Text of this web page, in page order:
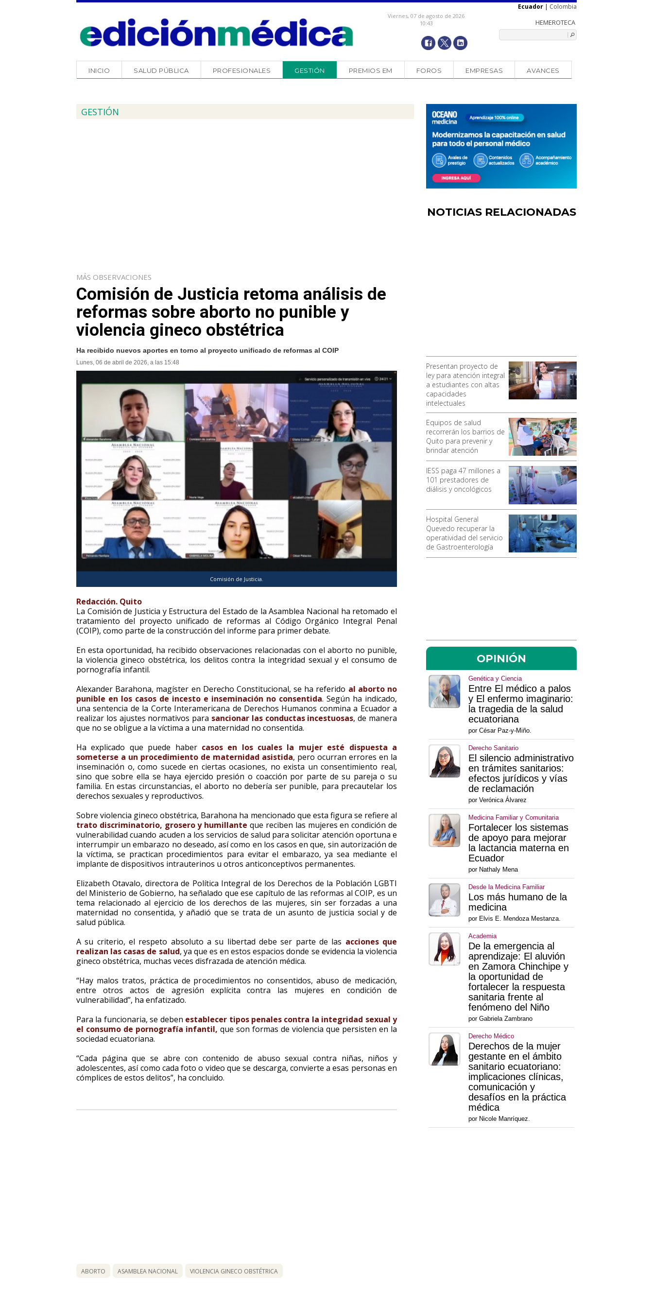
Viernes, 07 de agosto de 2026
10:43
Ecuador | Colombia
INICIO SALUD PÚBLICA PROFESIONALES GESTIÓN PREMIOS EM FOROS EMPRESAS AVANCES
NOTICIAS RELACIONADAS
Presentan proyecto de
ley para atención integral
a estudiantes con altas
capacidades
intelectuales
Equipos de salud
recorrerán los barrios de
Quito para prevenir y
brindar atención
IESS paga 47 millones a
101 prestadores de
diálisis y oncológicos
Hospital General
Quevedo recuperar la
operatividad del servicio
de Gastroenterología
OPINIÓN
Genética y Ciencia
Entre El médico a palos
y El enfermo imaginario:
la tragedia de la salud
ecuatoriana
por César Paz-y-Miño.
Derecho Sanitario
El silencio administrativo
en trámites sanitarios:
efectos jurídicos y vías
de reclamación
por Verónica Álvarez
Medicina Familiar y Comunitaria
Fortalecer los sistemas
de apoyo para mejorar
la lactancia materna en
Ecuador
por Nathaly Mena
Desde la Medicina Familiar
Los más humano de la
medicina
por Elvis E. Mendoza Mestanza.
Academia
De la emergencia al
aprendizaje: El aluvión
en Zamora Chinchipe y
la oportunidad de
fortalecer la respuesta
sanitaria frente al
fenómeno del Niño
por Gabriela Zambrano
Derecho Médico
Derechos de la mujer
gestante en el ámbito
sanitario ecuatoriano:
implicaciones clínicas,
comunicación y
desafíos en la práctica
médica
por Nicole Manríquez.
GESTIÓN
MÁS OBSERVACIONES
Comisión de Justicia retoma análisis de
reformas sobre aborto no punible y
violencia gineco obstétrica
Ha recibido nuevos aportes en torno al proyecto unificado de reformas al COIP
Lunes, 06 de abril de 2026, a las 15:48
Comisión de Justicia.
Redacción. Quito
La Comisión de Justicia y Estructura del Estado de la Asamblea Nacional ha retomado el
tratamiento del proyecto unificado de reformas al Código Orgánico Integral Penal
(COIP), como parte de la construcción del informe para primer debate.
En esta oportunidad, ha recibido observaciones relacionadas con el aborto no punible,
la violencia gineco obstétrica, los delitos contra la integridad sexual y el consumo de
pornografía infantil.
Alexander Barahona, magíster en Derecho Constitucional, se ha referido al aborto no
punible en los casos de incesto e inseminación no consentida. Según ha indicado,
una sentencia de la Corte Interamericana de Derechos Humanos conmina a Ecuador a
realizar los ajustes normativos para sancionar las conductas incestuosas, de manera
que no se obligue a la víctima a una maternidad no consentida.
Ha explicado que puede haber casos en los cuales la mujer esté dispuesta a
someterse a un procedimiento de maternidad asistida, pero ocurran errores en la
inseminación o, como sucede en ciertas ocasiones, no exista un consentimiento real,
sino que sobre ella se haya ejercido presión o coacción por parte de su pareja o su
familia. En estas circunstancias, el aborto no debería ser punible, para precautelar los
derechos sexuales y reproductivos.
Sobre violencia gineco obstétrica, Barahona ha mencionado que esta figura se refiere al
trato discriminatorio, grosero y humillante que reciben las mujeres en condición de
vulnerabilidad cuando acuden a los servicios de salud para solicitar atención oportuna e
interrumpir un embarazo no deseado, así como en los casos en que, sin autorización de
la víctima, se practican procedimientos para evitar el embarazo, ya sea mediante el
implante de dispositivos intrauterinos u otros anticonceptivos permanentes.
Elizabeth Otavalo, directora de Política Integral de los Derechos de la Población LGBTI
del Ministerio de Gobierno, ha señalado que ese capítulo de las reformas al COIP, es un
tema relacionado al ejercicio de los derechos de las mujeres, sin ser forzadas a una
maternidad no consentida, y añadió que se trata de un asunto de justicia social y de
salud pública.
A su criterio, el respeto absoluto a su libertad debe ser parte de las acciones que
realizan las casas de salud, ya que es en estos espacios donde se evidencia la violencia
gineco obstétrica, muchas veces disfrazada de atención médica.
“Hay malos tratos, práctica de procedimientos no consentidos, abuso de medicación,
entre otros actos de agresión explícita contra las mujeres en condición de
vulnerabilidad”, ha enfatizado.
Para la funcionaria, se deben establecer tipos penales contra la integridad sexual y
el consumo de pornografía infantil, que son formas de violencia que persisten en la
sociedad ecuatoriana.
“Cada página que se abre con contenido de abuso sexual contra niñas, niños y
adolescentes, así como cada foto o video que se descarga, convierte a esas personas en
cómplices de estos delitos”, ha concluido.
ABORTO ASAMBLEA NACIONAL VIOLENCIA GINECO OBSTÉTRICA